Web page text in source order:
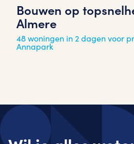
Bouwen op
Almere
48 woningen in 2 dagen voor
Annapark